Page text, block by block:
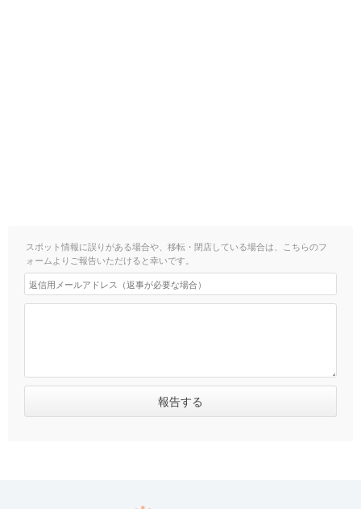
スポット情報に誤りがある場合や、移転・閉店している場合は、こちらのフ
ォームよりご報告いただけると幸いです。